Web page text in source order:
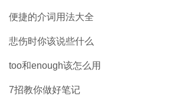
便捷的介词用法大全
悲伤时你该说些什么
too和enough该怎么用
7招教你做好笔记